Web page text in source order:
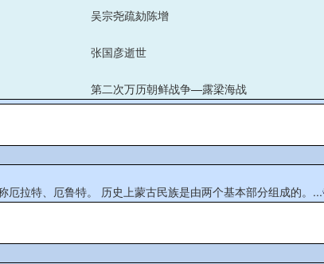
吴宗尧疏劾陈增
张国彦逝世
第二次万历朝鲜战争—露梁海战
瓦剌（Wǎlà/Wǎlā），又称斡亦剌惕（Oirat）、卫拉特，是西部蒙古民族。明代称瓦剌，到17世纪后期称卫拉特，又称厄拉特、厄鲁特。 历史上蒙古民族是由两个基本部分组成的。...